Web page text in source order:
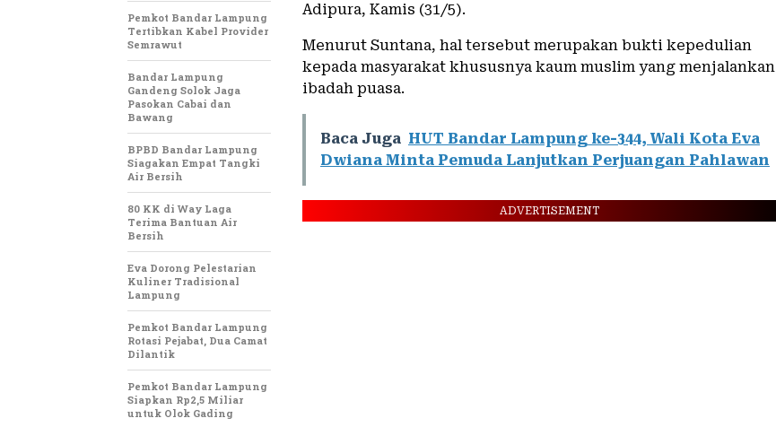
Adipura, Kamis (31/5).
Menurut Suntana, hal tersebut merupakan bukti kepedulian
kepada masyarakat khususnya kaum muslim yang menjalankan
ibadah puasa.
Baca Juga HUT Bandar Lampung ke-344, Wali Kota Eva
Dwiana Minta Pemuda Lanjutkan Perjuangan Pahlawan
ADVERTISEMENT
Pemkot Bandar Lampung
Tertibkan Kabel Provider
Semrawut
Bandar Lampung
Gandeng Solok Jaga
Pasokan Cabai dan
Bawang
BPBD Bandar Lampung
Siagakan Empat Tangki
Air Bersih
80 KK di Way Laga
Terima Bantuan Air
Bersih
Eva Dorong Pelestarian
Kuliner Tradisional
Lampung
Pemkot Bandar Lampung
Rotasi Pejabat, Dua Camat
Dilantik
Pemkot Bandar Lampung
Siapkan Rp2,5 Miliar
untuk Olok Gading